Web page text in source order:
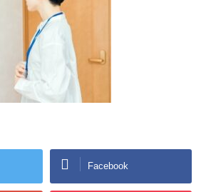
Facebook